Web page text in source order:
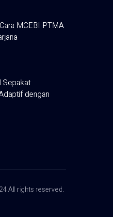
MCEBI PTMA
Sepakat
dengan
All rights reserved.